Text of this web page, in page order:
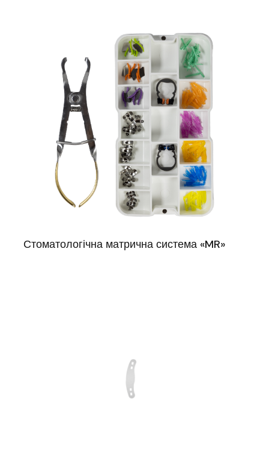
Стоматологічна матрична система «MR»